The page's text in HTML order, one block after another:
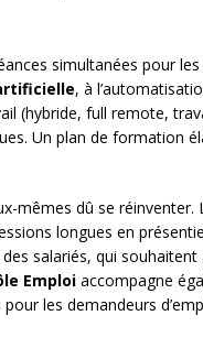
simultanées pour
, à
(hybride, full remote,
Un plan de formation
mêmes dû se
longues en
salariés, qui
Emploi accompagne
les demandeurs